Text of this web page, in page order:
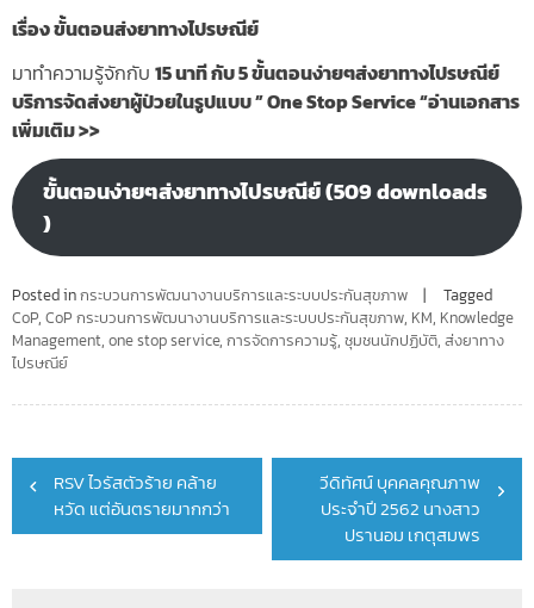
เรื่อง ขั้นตอนส่งยาทางไปรษณีย์
มาทำความรู้จักกับ 15 นาที กับ 5 ขั้นตอนง่ายๆส่งยาทางไปรษณีย์
บริการจัดส่งยาผู้ป่วยในรูปแบบ ” One Stop Service “อ่านเอกสาร
เพิ่มเติม >>
ขั้นตอนง่ายๆส่งยาทางไปรษณีย์ (509 downloads
)
Posted inกระบวนการพัฒนางานบริการและระบบประกันสุขภาพ
Tagged
CoP, CoP กระบวนการพัฒนางานบริการและระบบประกันสุขภาพ, KM, Knowledge
Management, one stop service, การจัดการความรู้, ชุมชนนักปฏิบัติ, ส่งยาทาง
ไปรษณีย์
Post
navigation
RSV ไวรัสตัวร้าย คล้าย
หวัด แต่อันตรายมากกว่า
วีดิทัศน์ บุคคลคุณภาพ
ประจำปี 2562 นางสาว
ปรานอม เกตุสมพร